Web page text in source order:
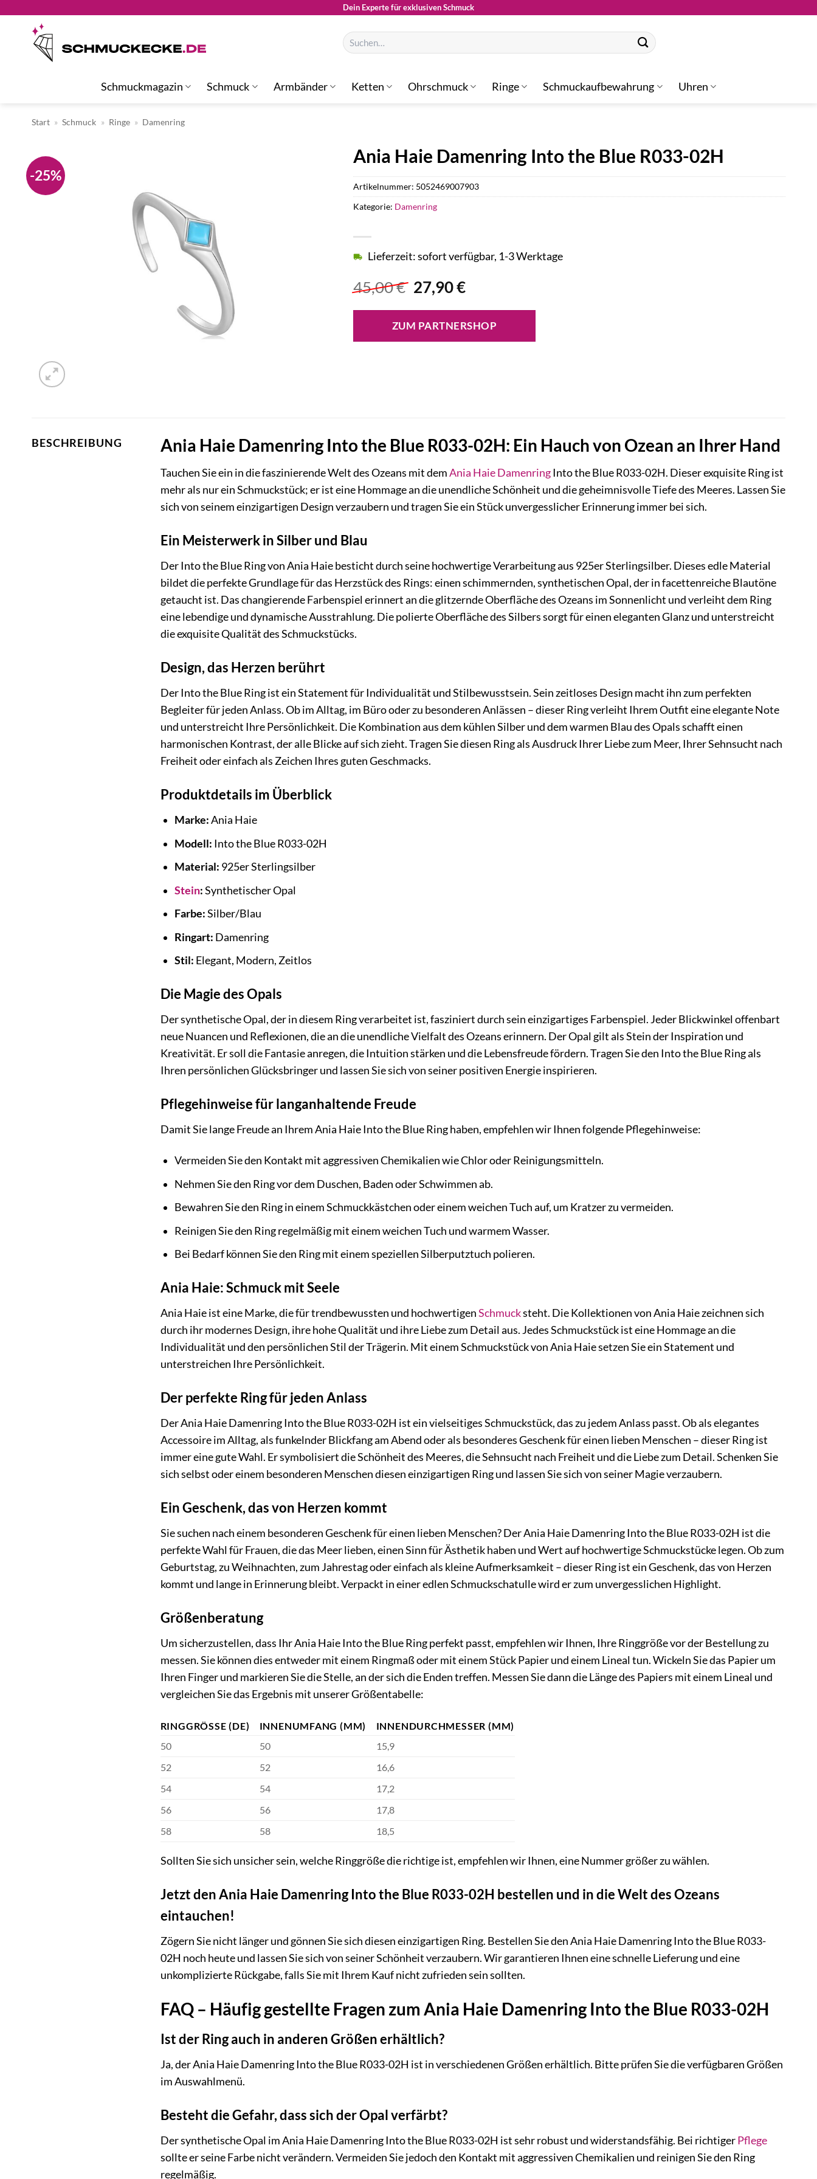
springen
Dein Experte für exklusiven Schmuck
Suchen
nach:
Schmuckmagazin Schmuck Armbänder Ketten Ohrschmuck Ringe Schmuckaufbewahrung Uhren
Start » Schmuck » Ringe » Damenring
-25%
Ania Haie Damenring Into the Blue R033-02H
45,00€ Ursprünglicher
Preis
war:
45,00 €
27,90€Aktueller
ist:
27,90 €.
Lieferzeit: sofort verfügbar, 1-3 Werktage
ZUM PARTNERSHOP
Artikelnummer: 5052469007903
Kategorie: Damenring
BESCHREIBUNG Ania Haie Damenring Into the Blue R033-02H: Ein Hauch von Ozean an Ihrer Hand
Tauchen Sie ein in die faszinierende Welt des Ozeans mit demAnia Haie DamenringInto the Blue R033-02H. Dieser exquisite Ring ist
mehr als nur ein Schmuckstück; er ist eine Hommage an die unendliche Schönheit und die geheimnisvolle Tiefe des Meeres. Lassen Sie
sich von seinem einzigartigen Design verzaubern und tragen Sie ein Stück unvergesslicher Erinnerung immer bei sich.
Ein Meisterwerk in Silber und Blau
Der Into the Blue Ring von Ania Haie besticht durch seine hochwertige Verarbeitung aus 925er Sterlingsilber. Dieses edle Material
bildet die perfekte Grundlage für das Herzstück des Rings: einen schimmernden, synthetischen Opal, der in facettenreiche Blautöne
getaucht ist. Das changierende Farbenspiel erinnert an die glitzernde Oberfläche des Ozeans im Sonnenlicht und verleiht dem Ring
eine lebendige und dynamische Ausstrahlung. Die polierte Oberfläche des Silbers sorgt für einen eleganten Glanz und unterstreicht
die exquisite Qualität des Schmuckstücks.
Design, das Herzen berührt
Der Into the Blue Ring ist ein Statement für Individualität und Stilbewusstsein. Sein zeitloses Design macht ihn zum perfekten
Begleiter für jeden Anlass. Ob im Alltag, im Büro oder zu besonderen Anlässen – dieser Ring verleiht Ihrem Outfit eine elegante Note
und unterstreicht Ihre Persönlichkeit. Die Kombination aus dem kühlen Silber und dem warmen Blau des Opals schafft einen
harmonischen Kontrast, der alle Blicke auf sich zieht. Tragen Sie diesen Ring als Ausdruck Ihrer Liebe zum Meer, Ihrer Sehnsucht nach
Freiheit oder einfach als Zeichen Ihres guten Geschmacks.
Produktdetails im Überblick
Marke:Ania Haie
Modell: Into the Blue R033-02H
Material: 925er Sterlingsilber
Stein:Synthetischer Opal
Farbe:Silber/Blau
Ringart: Damenring
Stil: Elegant, Modern, Zeitlos
Die Magie des Opals
Der synthetische Opal, der in diesem Ring verarbeitet ist, fasziniert durch sein einzigartiges Farbenspiel. Jeder Blickwinkel offenbart
neue Nuancen und Reflexionen, die an die unendliche Vielfalt des Ozeans erinnern. Der Opal gilt als Stein der Inspiration und
Kreativität. Er soll die Fantasie anregen, die Intuition stärken und die Lebensfreude fördern. Tragen Sie den Into the Blue Ring als
Ihren persönlichen Glücksbringer und lassen Sie sich von seiner positiven Energie inspirieren.
Pflegehinweise für langanhaltende Freude
Damit Sie lange Freude an Ihrem Ania Haie Into the Blue Ring haben, empfehlen wir Ihnen folgende Pflegehinweise:
Vermeiden Sie den Kontakt mit aggressiven Chemikalien wie Chlor oder Reinigungsmitteln.
Nehmen Sie den Ring vor dem Duschen, Baden oder Schwimmen ab.
Bewahren Sie den Ring in einem Schmuckkästchen oder einem weichen Tuch auf, um Kratzer zu vermeiden.
Reinigen Sie den Ring regelmäßig mit einem weichen Tuch und warmem Wasser.
Bei Bedarf können Sie den Ring mit einem speziellen Silberputztuch polieren.
Ania Haie: Schmuck mit Seele
Ania Haie ist eine Marke, die für trendbewussten und hochwertigenSchmucksteht. Die Kollektionen von Ania Haie zeichnen sich
durch ihr modernes Design, ihre hohe Qualität und ihre Liebe zum Detail aus. Jedes Schmuckstück ist eine Hommage an die
Individualität und den persönlichen Stil der Trägerin. Mit einem Schmuckstück von Ania Haie setzen Sie ein Statement und
unterstreichen Ihre Persönlichkeit.
Der perfekte Ring für jeden Anlass
Der Ania Haie Damenring Into the Blue R033-02H ist ein vielseitiges Schmuckstück, das zu jedem Anlass passt. Ob als elegantes
Accessoire im Alltag, als funkelnder Blickfang am Abend oder als besonderes Geschenk für einen lieben Menschen – dieser Ring ist
immer eine gute Wahl. Er symbolisiert die Schönheit des Meeres, die Sehnsucht nach Freiheit und die Liebe zum Detail. Schenken Sie
sich selbst oder einem besonderen Menschen diesen einzigartigen Ring und lassen Sie sich von seiner Magie verzaubern.
Ein Geschenk, das von Herzen kommt
Sie suchen nach einem besonderen Geschenk für einen lieben Menschen? Der Ania Haie Damenring Into the Blue R033-02H ist die
perfekte Wahl für Frauen, die das Meer lieben, einen Sinn für Ästhetik haben und Wert auf hochwertige Schmuckstücke legen. Ob zum
Geburtstag, zu Weihnachten, zum Jahrestag oder einfach als kleine Aufmerksamkeit – dieser Ring ist ein Geschenk, das von Herzen
kommt und lange in Erinnerung bleibt. Verpackt in einer edlen Schmuckschatulle wird er zum unvergesslichen Highlight.
Größenberatung
Um sicherzustellen, dass Ihr Ania Haie Into the Blue Ring perfekt passt, empfehlen wir Ihnen, Ihre Ringgröße vor der Bestellung zu
messen. Sie können dies entweder mit einem Ringmaß oder mit einem Stück Papier und einem Lineal tun. Wickeln Sie das Papier um
Ihren Finger und markieren Sie die Stelle, an der sich die Enden treffen. Messen Sie dann die Länge des Papiers mit einem Lineal und
vergleichen Sie das Ergebnis mit unserer Größentabelle:
RINGGRÖSSE (DE) INNENUMFANG (MM)
INNENDURCHMESSER (MM)
50
50
15,9
52
52
16,6
54
54
17,2
56
56
17,8
58
58 18,5
Sollten Sie sich unsicher sein, welche Ringgröße die richtige ist, empfehlen wir Ihnen, eine Nummer größer zu wählen.
Jetzt den Ania Haie Damenring Into the Blue R033-02H bestellen und in die Welt des Ozeans
eintauchen!
Zögern Sie nicht länger und gönnen Sie sich diesen einzigartigen Ring. Bestellen Sie den Ania Haie Damenring Into the Blue R033-
02H noch heute und lassen Sie sich von seiner Schönheit verzaubern. Wir garantieren Ihnen eine schnelle Lieferung und eine
unkomplizierte Rückgabe, falls Sie mit Ihrem Kauf nicht zufrieden sein sollten.
FAQ – Häufig gestellte Fragen zum Ania Haie Damenring Into the Blue R033-02H
Ist der Ring auch in anderen Größen erhältlich?
Ja, der Ania Haie Damenring Into the Blue R033-02H ist in verschiedenen Größen erhältlich. Bitte prüfen Sie die verfügbaren Größen
im Auswahlmenü.
Besteht die Gefahr, dass sich der Opal verfärbt?
Der synthetische Opal im Ania Haie Damenring Into the Blue R033-02H ist sehr robust und widerstandsfähig. Bei richtigerPflege
sollte er seine Farbe nicht verändern. Vermeiden Sie jedoch den Kontakt mit aggressiven Chemikalien und reinigen Sie den Ring
regelmäßig.